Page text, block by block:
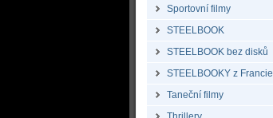
Sportovní filmy
STEELBOOK
STEELBOOK bez disků
STEELBOOKY z Francie
Taneční filmy